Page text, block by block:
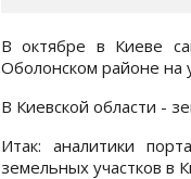
В октябре в Киеве
Оболонском районе на
В Киевской области -
Итак: аналитики
земельных участков в